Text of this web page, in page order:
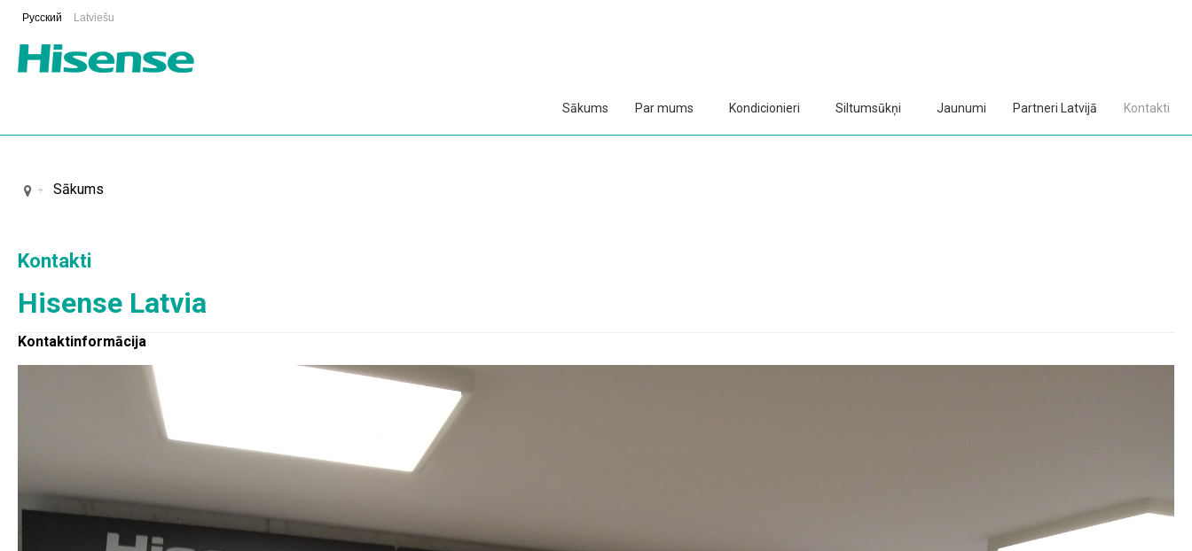
Русский Latviešu
Sākums Par mums Kondicionieri Siltumsūkņi Jaunumi Partneri Latvijā Kontakti
Sākums
Kontakti
Hisense Latvia
Kontaktinformācija